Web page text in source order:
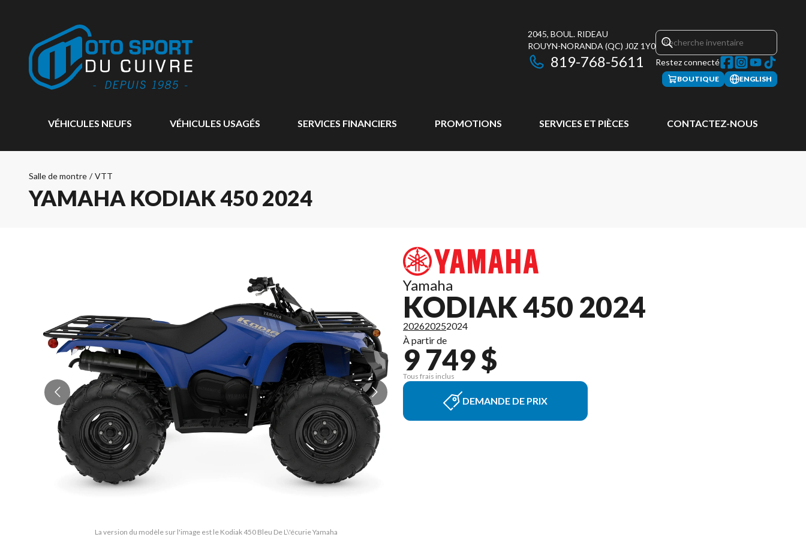
2045, BOUL. RIDEAU
ROUYN-NORANDA (QC) J0Z 1Y0
819-768-5611 Restez connecté
BOUTIQUE ENGLISH
VÉHICULES NEUFS VÉHICULES USAGÉS SERVICES FINANCIERS PROMOTIONS SERVICES ET PIÈCES CONTACTEZ-NOUS
Salle de montre / VTT
YAMAHA KODIAK 450 2024
La version du modèle sur l'image est le Kodiak 450 Bleu De L\'écurie Yamaha
Yamaha
KODIAK 450 2024
202620252024
À partir de
9 749 $
Tous frais inclus
DEMANDE DE PRIX